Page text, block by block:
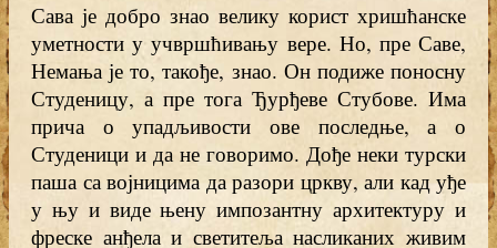
Сава је добро знао велику корист хришћанске
уметности у учвршћивању вере. Но, пре Саве,
Немања је то, такође, знао. Он подиже поносну
Студеницу, а пре тога Ђурђеве Стубове. Има
прича о упадљивости ове последње, а о
Студеници и да не говоримо. Дође неки турски
паша са војницима да разори цркву, али кад уђе
у њу и виде њену импозантну архитектуру и
фреске анђела и светитеља насликаних живим